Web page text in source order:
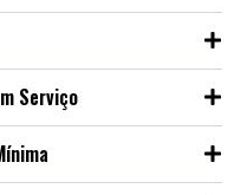
Serviço